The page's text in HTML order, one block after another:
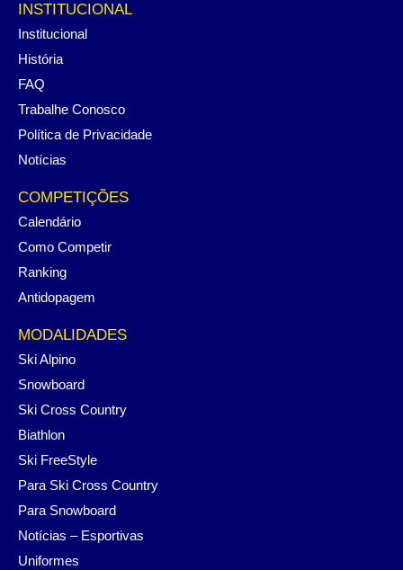
INSTITUCIONAL
Institucional
História
FAQ
Trabalhe Conosco
Política de Privacidade
Notícias
COMPETIÇÕES
Calendário
Como Competir
Ranking
Antidopagem
MODALIDADES
Ski Alpino
Snowboard
Ski Cross Country
Biathlon
Ski FreeStyle
Para Ski Cross Country
Para Snowboard
Notícias – Esportivas
Uniformes